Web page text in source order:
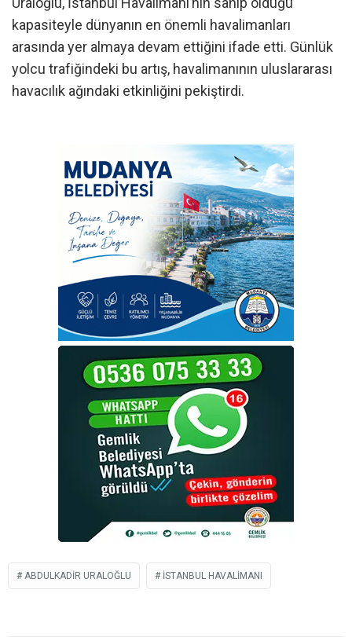
kapasiteyle dünyanın en önemli havalimanları
arasında yer almaya devam ettiğini ifade etti. Günlük
yolcu trafiğindeki bu artış, havalimanının uluslararası
havacılık ağındaki etkinliğini pekiştirdi.
ABDULKADIR URALOĞLU İSTANBUL HAVALIMANI